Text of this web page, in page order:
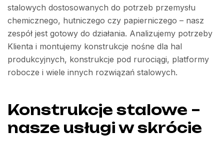
stalowych dostosowanych do potrzeb przemysłu
chemicznego, hutniczego czy papierniczego – nasz
zespół jest gotowy do działania. Analizujemy potrzeby
Klienta i montujemy konstrukcje nośne dla hal
produkcyjnych, konstrukcje pod rurociągi, platformy
robocze i wiele innych rozwiązań stalowych.
Konstrukcje stalowe –
nasze usługi w skrócie